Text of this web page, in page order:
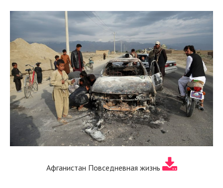
Афганистан Повседневная жизнь